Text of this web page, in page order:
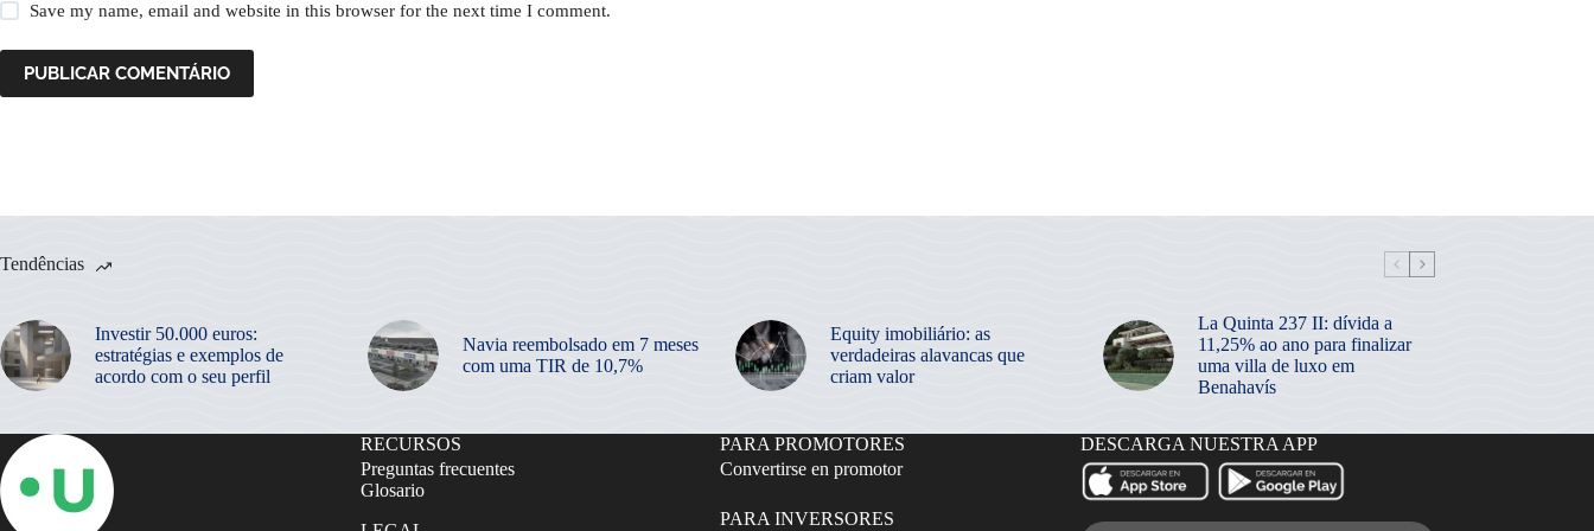
Save my name, email and website in this browser for the next time I comment.
PUBLICAR COMENTÁRIO
Tendências
Investir 50.000 euros:
estratégias e exemplos de
acordo com o seu perfil
Navia reembolsado em 7 meses
com uma TIR de 10,7%
Equity imobiliário: as
verdadeiras alavancas que
criam valor
La Quinta 237 II: dívida a
11,25% ao ano para finalizar
uma villa de luxo em
Benahavís
RECURSOS
Preguntas frecuentes
Glosario
PARA PROMOTORES
Convertirse en promotor
PARA INVERSORES
DESCARGA NUESTRA APP